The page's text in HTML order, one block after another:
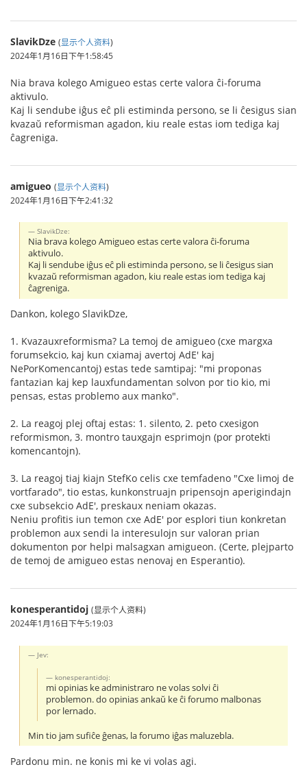
SlavikDze (显示个人资料)
2024年1月16日下午1:58:45
Nia brava kolego Amigueo estas certe valora ĉi-foruma
aktivulo.
Kaj li sendube iĝus eĉ pli estiminda persono, se li ĉesigus sian
kvazaŭ reformisman agadon, kiu reale estas iom tediga kaj
ĉagreniga.
amigueo (显示个人资料)
2024年1月16日下午2:41:32
SlavikDze:
Nia brava kolego Amigueo estas certe valora ĉi-foruma
aktivulo.
Kaj li sendube iĝus eĉ pli estiminda persono, se li ĉesigus sian
kvazaŭ reformisman agadon, kiu reale estas iom tediga kaj
ĉagreniga.
Dankon, kolego SlavikDze,
1. Kvazauxreformisma? La temoj de amigueo (cxe margxa
forumsekcio, kaj kun cxiamaj avertoj AdE' kaj
NePorKomencantoj) estas tede samtipaj: "mi proponas
fantazian kaj kep lauxfundamentan solvon por tio kio, mi
pensas, estas problemo aux manko".
2. La reagoj plej oftaj estas: 1. silento, 2. peto cxesigon
reformismon, 3. montro tauxgajn esprimojn (por protekti
komencantojn).
3. La reagoj tiaj kiajn StefKo celis cxe temfadeno "Cxe limoj de
vortfarado", tio estas, kunkonstruajn pripensojn aperigindajn
cxe subsekcio AdE', preskaux neniam okazas.
Neniu profitis iun temon cxe AdE' por esplori tiun konkretan
problemon aux sendi la interesulojn sur valoran prian
dokumenton por helpi malsagxan amigueon. (Certe, plejparto
de temoj de amigueo estas nenovaj en Esperantio).
konesperantidoj (显示个人资料)
2024年1月16日下午5:19:03
Jev:
konesperantidoj:
mi opinias ke administraro ne volas solvi ĉi
problemon. do opinias ankaŭ ke ĉi forumo malbonas
por lernado.
Min tio jam sufiĉe ĝenas, la forumo iĝas maluzebla.
Pardonu min. ne konis mi ke vi volas agi.